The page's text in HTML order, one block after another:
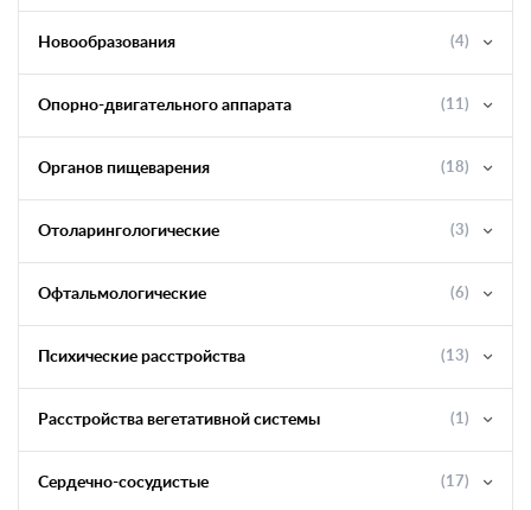
Новообразования (4)
Опорно-двигательного аппарата (11)
Органов пищеварения (18)
Отоларингологические (3)
Офтальмологические (6)
Психические расстройства (13)
Расстройства вегетативной системы (1)
Сердечно-сосудистые (17)